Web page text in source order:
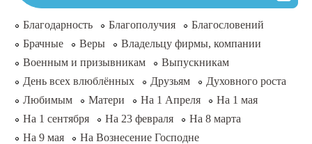
Благодарность Благополучия
Благословений
Брачные
Веры
Владельцу фирмы, компании
Военным и призывникам
Выпускникам
День всех влюблённых
Друзьям
Духовного роста
Любимым
Матери На 1 Апреля
На 1 мая
На 1 сентября
На 23 февраля
На 8 марта
На 9 мая
На Вознесение Господне